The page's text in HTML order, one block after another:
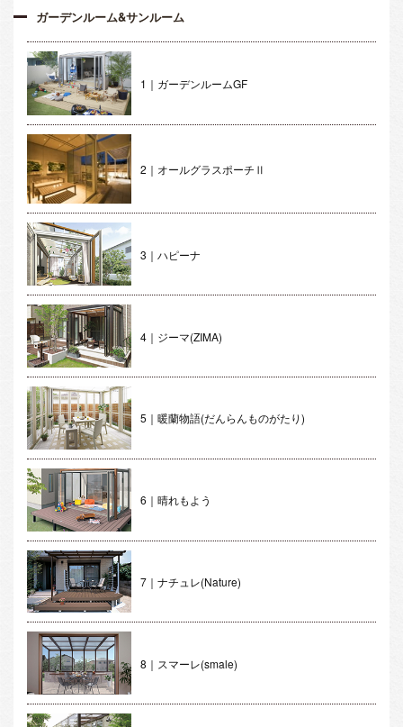
ガーデンルーム&サンルーム
1｜ガーデンルームGF
2｜オールグラスポーチⅡ
3｜ハピーナ
4｜ジーマ(ZIMA)
5｜暖蘭物語(だんらんものがたり)
6｜晴れもよう
7｜ナチュレ(Nature)
8｜スマーレ(smale)